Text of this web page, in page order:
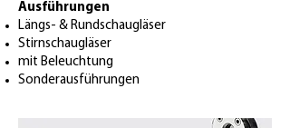
Ausführungen
Längs- & Rundschaugläser
Stirnschaugläser
mit Beleuchtung
Sonderausführungen